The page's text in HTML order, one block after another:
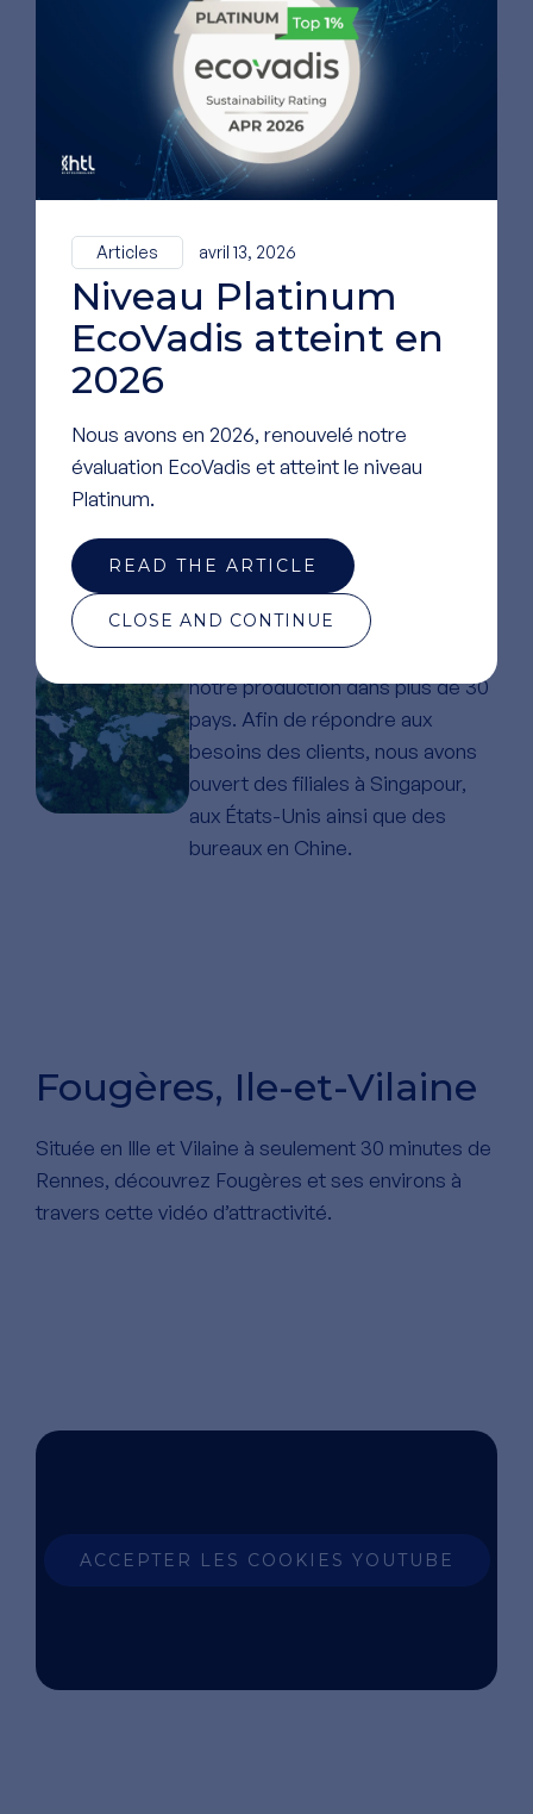
Articles avril 13, 2026
Niveau Platinum
EcoVadis atteint en
2026
Nous avons en 2026, renouvelé notre
évaluation EcoVadis et atteint le niveau
Platinum.
READ THE ARTICLE
CLOSE AND CONTINUE
PIONNIER DE LA
BIOPRODUCTION D'ACIDE
HYALURONIQUE DEPUIS PLUS
Nous sommes à la pointe de
l’innovation dans le secteur des
biopolymères pour répondre aux
besoins médicaux de demain.
ophtalmologie, médecine
esthétique, médecine
rhumatologie…
ACTEUR INDUSTRIEL EN PLEINE
CROISSANCE INTERNATIONALE
Nous exportons près de 75 % de
notre production dans plus de 30
pays. Afin de répondre aux
besoins des clients, nous avons
ouvert des filiales à Singapour,
aux États-Unis ainsi que des
bureaux en Chine.
Fougères, Ile-et-Vilaine
Située en Ille et Vilaine à seulement 30 minutes de
Rennes, découvrez Fougères et ses environs à
travers cette vidéo d’attractivité.
ACCEPTER LES COOKIES YOUTUBE